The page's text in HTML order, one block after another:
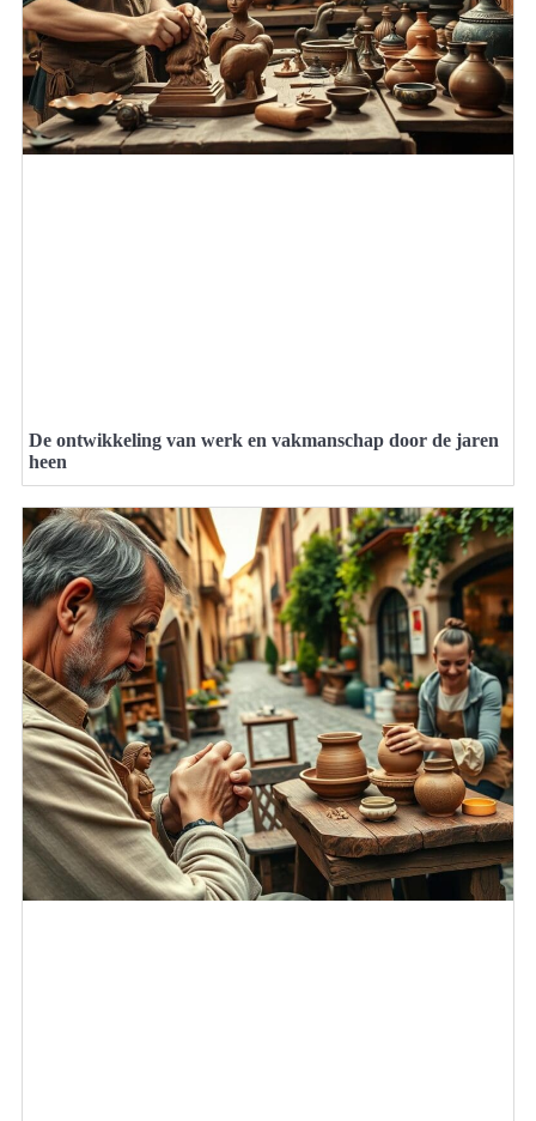
De ontwikkeling van werk en vakmanschap door de jaren
heen